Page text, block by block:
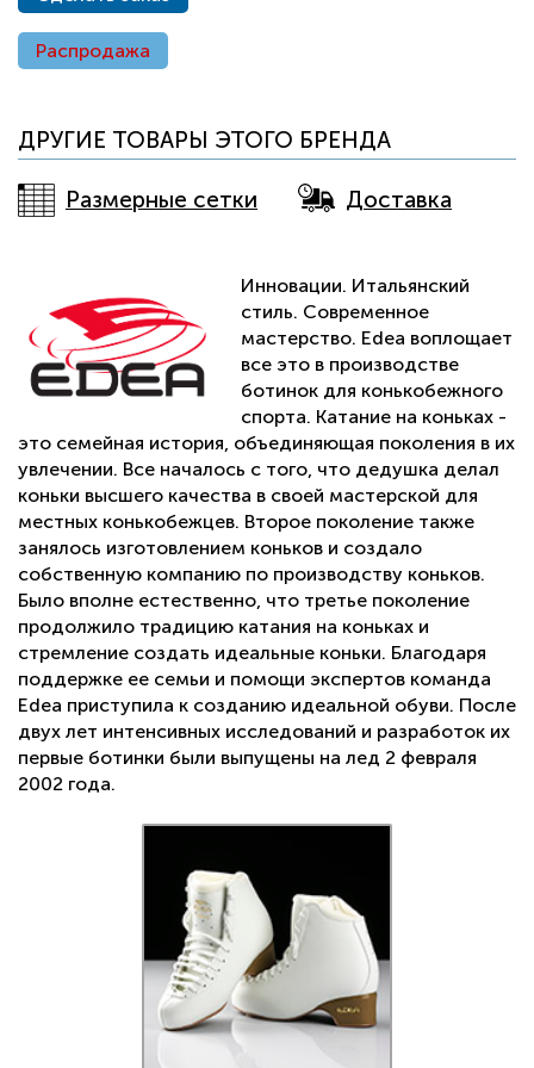
внешние и внутренние рёбра лезвия.
Contact Control — тонкая подошва и срезанный каблук
льду.
Comfort — почти незаметное соединение верхней
части ботинка и каблука делает ботинок однородным,
Hooks — расположение крючков на границе отворотов
верхней части ботинка позволяет плотнее зашнуровать
ботинки и избежать чрезмерного давления на эту часть
ноги.
Ноу-Хау компании Edea (Италия) — одна из лучших
систем шнуровки в зоне крючков, которые не гнутся и
не ломаются.
Возможность для фигуриста или родителей юного
спортсмена самостоятельно активировать систему
вентиляции ботинка, обеспечивая сухой, тёплый и
работоспособный голеностопный сустав.
Язык ботинка перфорирован для улучшенной
вентиляции. Жёсткость ботинок по классификации Edea
(Италия) — 90.
Одни из лучших профессиональных ботинок по
удобству и комфорту благодаря итальянской колодке и
технологиям.
Конструкция шнуровки не позволяет ослабить
риск серьёзных травм.
Самые лёгкие и лучшие ботинки в своём спортивном
Язык ботинка не сползает и не уходит в сторону,
повышая эффективность тренировок.
Распродажа
ДРУГИЕ ТОВАРЫ ЭТОГО БРЕНДА
Размерные сетки Доставка
Инновации. Итальянский
стиль. Современное
мастерство. Edea воплощает
все это в производстве
ботинок для конькобежного
спорта. Катание на коньках -
это семейная история, объединяющая поколения в их
увлечении. Все началось с того, что дедушка делал
коньки высшего качества в своей мастерской для
местных конькобежцев. Второе поколение также
занялось изготовлением коньков и создало
собственную компанию по производству коньков.
Было вполне естественно, что третье поколение
продолжило традицию катания на коньках и
стремление создать идеальные коньки. Благодаря
поддержке ее семьи и помощи экспертов команда
Edea приступила к созданию идеальной обуви. После
двух лет интенсивных исследований и разработок их
первые ботинки были выпущены на лед 2 февраля
2002 года.